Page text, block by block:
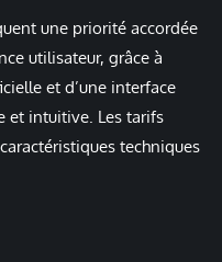
une priorité accordée
utilisateur, grâce à
et d’une interface
et intuitive. Les tarifs
techniques